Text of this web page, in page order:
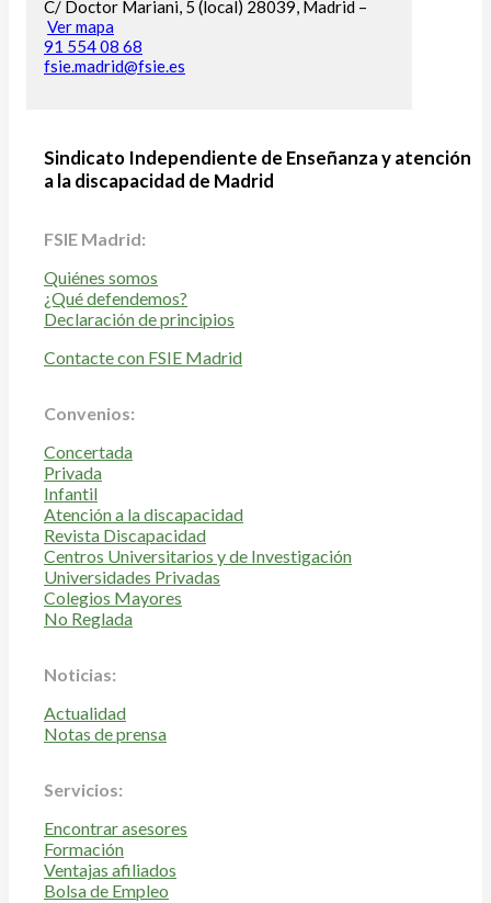
C/ Doctor Mariani, 5 (local) 28039, Madrid –
Ver mapa
91 554 08 68
fsie.madrid@fsie.es
Sindicato Independiente de Enseñanza y atención
a la discapacidad de Madrid
FSIE Madrid:
Quiénes somos
¿Qué defendemos?
Declaración de principios
Contacte con FSIE Madrid
Convenios:
Concertada
Privada
Infantil
Atención a la discapacidad
Revista Discapacidad
Centros Universitarios y de Investigación
Universidades Privadas
Colegios Mayores
No Reglada
Noticias:
Actualidad
Notas de prensa
Servicios:
Encontrar asesores
Formación
Ventajas afiliados
Bolsa de Empleo